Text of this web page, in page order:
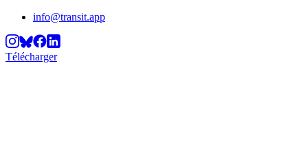
info@transit.app
Télécharger